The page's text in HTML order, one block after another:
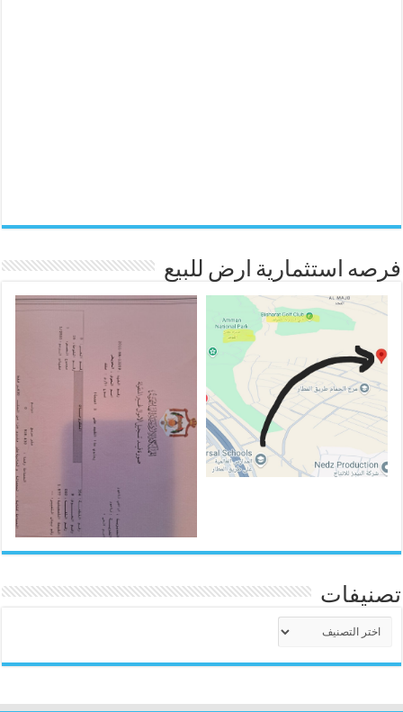
فرصه استثمارية ارض للبيع
تصنيفات